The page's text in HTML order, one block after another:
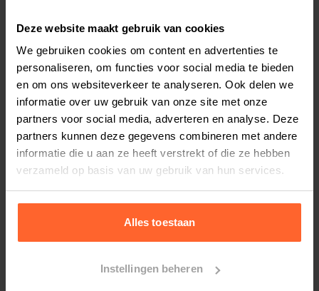
Deze website maakt gebruik van cookies
We gebruiken cookies om content en advertenties te
personaliseren, om functies voor social media te bieden
en om ons websiteverkeer te analyseren. Ook delen we
informatie over uw gebruik van onze site met onze
partners voor social media, adverteren en analyse. Deze
partners kunnen deze gegevens combineren met andere
informatie die u aan ze heeft verstrekt of die ze hebben
verzameld op basis van uw gebruik van hun services.
Alles toestaan
Instellingen beheren
Afmeting: 90 x 50 cm
Productspecificaties
Stel uw bestelherinnering in:(2 weken)
Elke
2 weken
Elke
4 weken
Elke
Elke
8 weken
10 weken
Elke
12 weken